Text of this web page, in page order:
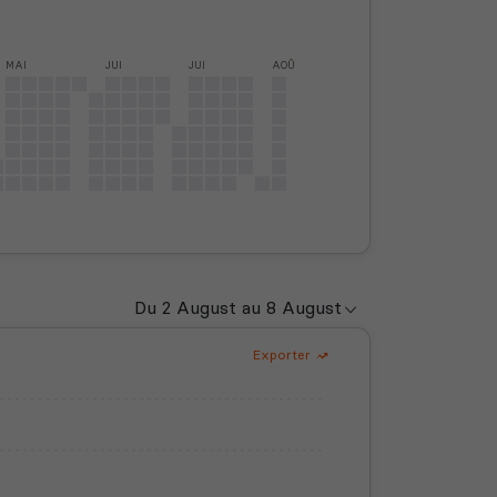
MAI JUI JUI AOÛ
Exporter